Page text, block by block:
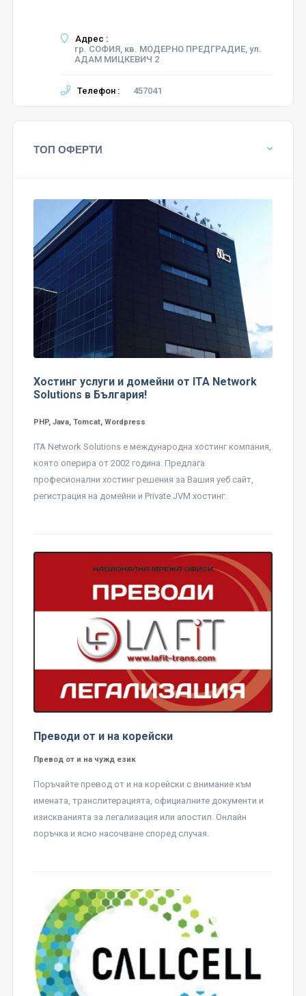
Адрес :
гр. СОФИЯ, кв. МОДЕРНО ПРЕДГРАДИЕ, ул.
АДАМ МИЦКЕВИЧ 2
Телефон : 457041
ТОП ОФЕРТИ
Хостинг услуги и домейни от ITA Network
Solutions в България!
PHP, Java, Tomcat, Wordpress
ITA Network Solutions е международна хостинг компания,
която оперира от 2002 година. Предлага
професионални хостинг решения за Вашия уеб сайт,
регистрация на домейни и Private JVM хостинг.
Преводи от и на корейски
Превод от и на чужд език
Поръчайте превод от и на корейски с внимание към
имената, транслитерацията, официалните документи и
изискванията за легализация или апостил. Онлайн
поръчка и ясно насочване според случая.